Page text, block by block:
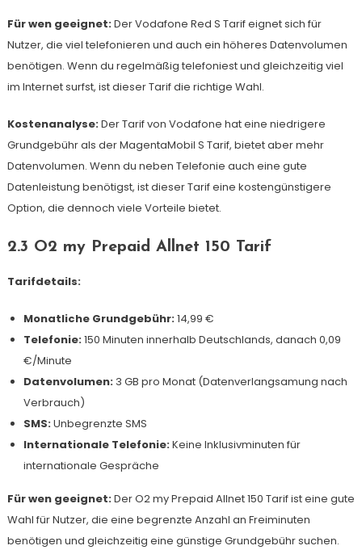
Für wen geeignet:Der Vodafone Red S Tarif eignet sich für
Nutzer, die viel telefonieren und auch ein höheres Datenvolumen
benötigen. Wenn du regelmäßig telefoniest und gleichzeitig viel
im Internet surfst, ist dieser Tarif die richtige Wahl.
Kostenanalyse:Der Tarif von Vodafone hat eine niedrigere
Grundgebühr als der MagentaMobil S Tarif, bietet aber mehr
Datenvolumen. Wenn du neben Telefonie auch eine gute
Datenleistung benötigst, ist dieser Tarif eine kostengünstigere
Option, die dennoch viele Vorteile bietet.
2.3 O2 my Prepaid Allnet 150 Tarif
Tarifdetails:
Monatliche Grundgebühr:14,99 €
Telefonie:150 Minuten innerhalb Deutschlands, danach 0,09
€/Minute
Datenvolumen:3 GB pro Monat (Datenverlangsamung nach
Verbrauch)
SMS:Unbegrenzte SMS
Internationale Telefonie:Keine Inklusivminuten für
internationale Gespräche
Für wen geeignet:Der O2 my Prepaid Allnet 150 Tarif ist eine gute
Wahl für Nutzer, die eine begrenzte Anzahl an Freiminuten
benötigen und gleichzeitig eine günstige Grundgebühr suchen.